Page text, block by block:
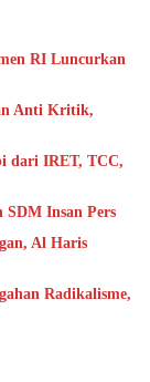
RI Luncurkan
Anti Kritik,
dari IRET, TCC,
Insan Pers
Al Haris
Radikalisme,